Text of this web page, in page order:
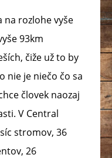
na rozlohe vyše
93km
čiže už to by
nie je niečo čo sa
človek naozaj
V Central
stromov, 36
26